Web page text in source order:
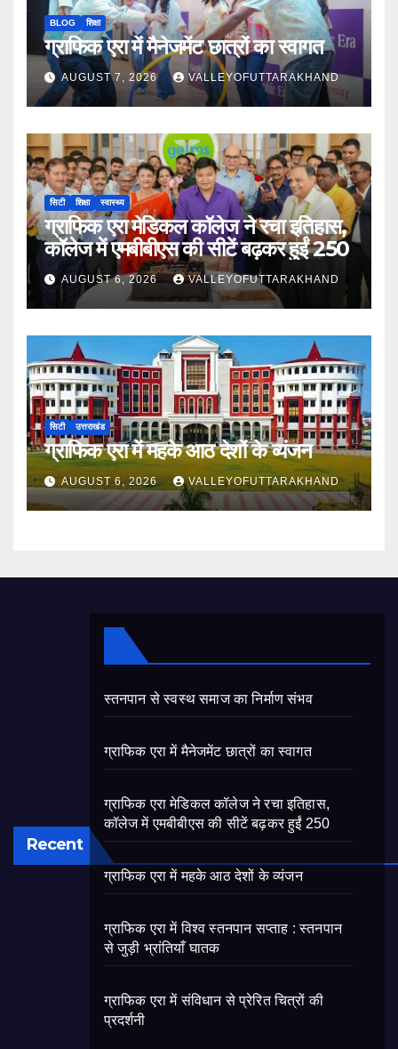
BLOG शिक्षा
ग्राफिक एरा में मैनेजमेंट छात्रों का स्वागत
AUGUST 7, 2026 VALLEYOFUTTARAKHAND
सिटी शिक्षा स्वास्थ्य
ग्राफिक एरा मेडिकल कॉलेज ने रचा इतिहास,
कॉलेज में एमबीबीएस की सीटें बढ़कर हुईं 250
AUGUST 6, 2026 VALLEYOFUTTARAKHAND
सिटी उत्तराखंड
ग्राफिक एरा में महके आठ देशों के व्यंजन
AUGUST 6, 2026 VALLEYOFUTTARAKHAND
Recent
स्तनपान से स्वस्थ समाज का निर्माण संभव
ग्राफिक एरा में मैनेजमेंट छात्रों का स्वागत
ग्राफिक एरा मेडिकल कॉलेज ने रचा इतिहास,
कॉलेज में एमबीबीएस की सीटें बढ़कर हुईं 250
ग्राफिक एरा में महके आठ देशों के व्यंजन
ग्राफिक एरा में विश्व स्तनपान सप्ताह : स्तनपान
से जुड़ी भ्रांतियाँ घातक
ग्राफिक एरा में संविधान से प्रेरित चित्रों की
प्रदर्शनी